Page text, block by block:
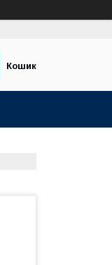
Кошик